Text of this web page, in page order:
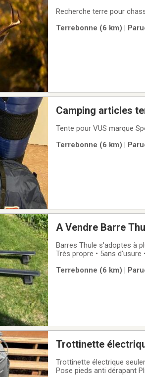
Recherche terre pour
Terrebonne (6 km) |
Camping articles
Tente pour VUS marque
Terrebonne (6 km) |
A Vendre
Barres Thule s'adoptes à
Terrebonne (6 km) |
Trottinette
Trottinette électrique
Pose pieds anti dérapant